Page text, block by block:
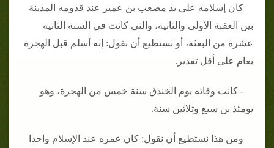
كان إسلامه على يد مصعب بن عمير عند قدومه المدينة
بين العقبة الأولى والثانية، والتي كانت في السنة الثانية
عشرة من البعثة، أو نستطيع أن نقول: إنه أسلم قبل الهجرة
بعام على أقل تقدير.
- كانت وفاته يوم الخندق سنة خمس من الهجرة، وهو
يومئذ بن سبع وثلاثين سنة.
ومن هذا نستطيع أن نقول: كان عمره عند الإسلام واحدا